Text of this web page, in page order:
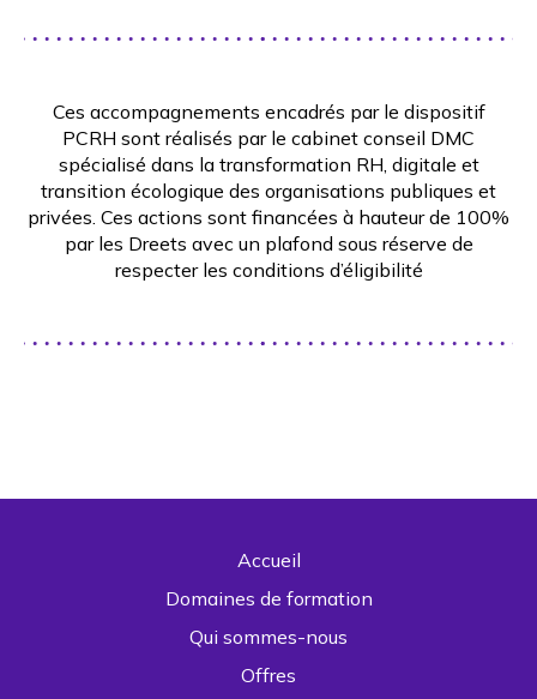
Ces accompagnements encadrés par le dispositif
PCRH sont réalisés par le cabinet conseil DMC
spécialisé dans la transformation RH, digitale et
transition écologique des organisations publiques et
privées. Ces actions sont financées à hauteur de 100%
par les Dreets avec un plafond sous réserve de
respecter les conditions d’éligibilité
Accueil
Domaines de formation
Qui sommes-nous
Offres